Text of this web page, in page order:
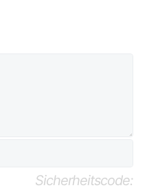
Sicherheitscode: